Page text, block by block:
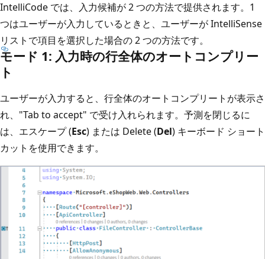
IntelliCode では、入力候補が 2 つの方法で提供されます。1
つはユーザーが入力しているときと、ユーザーが IntelliSense
リストで項目を選択した場合の 2 つの方法です。
モード 1: 入力時の行全体のオートコンプリー
ト
ユーザーが入力すると、行全体のオートコンプリートが表示さ
れ、"Tab to accept" で受け入れられます。予測を閉じるに
は、エスケープ (Esc) または Delete (Del) キーボード ショート
カットを使用できます。